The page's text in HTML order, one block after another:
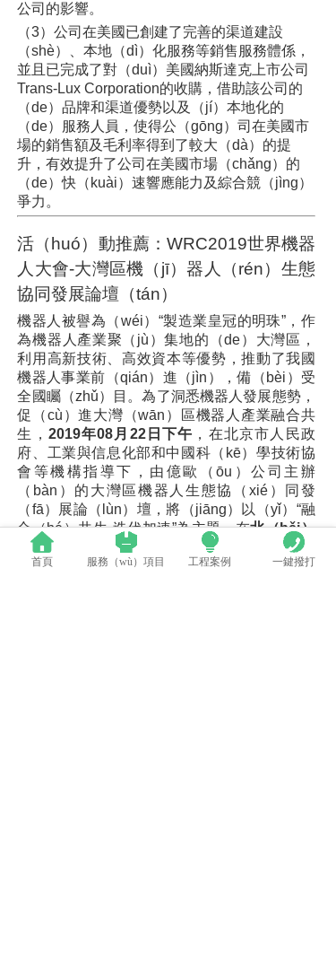
公司的影響。
（3）公司在美國已創建了完善的渠道建設
（shè）、本地（dì）化服務等銷售服務體係，
並且已完成了對（duì）美國納斯達克上市公司
Trans-Lux Corporation的收購，借助該公司的
（de）品牌和渠道優勢以及（jí）本地化的
（de）服務人員，使得公（gōng）司在美國市
場的銷售額及毛利率得到了較大（dà）的提
升，有效提升了公司在美國市場（chǎng）的
（de）快（kuài）速響應能力及綜合競（jìng）
爭力。
活（huó）動推薦：WRC2019世界機器
人大會-大灣區機（jī）器人（rén）生態
協同發展論壇（tán）
機器人被譽為（wéi）“製造業皇冠的明珠”，作
為機器人產業聚（jù）集地的（de）大灣區，
利用高新技術、高效資本等優勢，推動了我國
機器人事業前（qián）進（jìn），備（bèi）受
全國矚（zhǔ）目。為了洞悉機器人發展態勢，
促（cù）進大灣（wān）區機器人產業融合共
生， 2019年08月22日下午 ，在北京市人民政
府、工業與信息化部和中國科（kē）學技術協
會等機構指導下，由億歐（ōu）公司主辦
（bàn）的大灣區機器人生態協（xié）同發
（fā）展論（lùn）壇，將（jiāng）以（yǐ）“融
合（hé）共生·迭代加速”為主題，在北（běi）
京市亦創國際會展（zhǎn）中心
拉（lā）開序
（xù）幕。在本次大會中，業界大咖將聚焦機
首頁 服務（wù）項目 工程案例 一鍵撥打